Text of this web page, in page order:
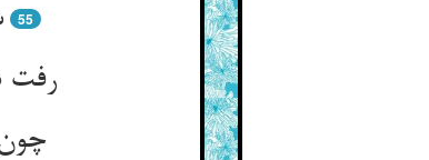
55
رفت